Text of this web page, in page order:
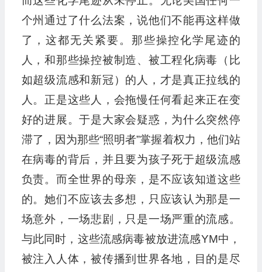
个州通过了什么法案，说他们不能再这样做
了，这都无关紧要。那些操控化学尾迹的
人，和那些操控被制造、被工程化病毒（比
如超级流感和新冠）的人，才是真正拉线的
人。正是这些人，会拖慢任何看起来正在变
好的进展。于是大家会疑惑，为什么突然停
滞了，因为那些“照明者”掌握着权力，他们站
在病毒的背后，并且要为孩子死于超级流感
负责。而全世界的母亲，是不应该知道这些
的。她们不应该去多想，只应该认为那是一
场意外，一场悲剧，只是一场严重的流感。
与此同时，这些流感病毒被放进流感YM中，
被注入人体，被传播到世界各地，目的是尽